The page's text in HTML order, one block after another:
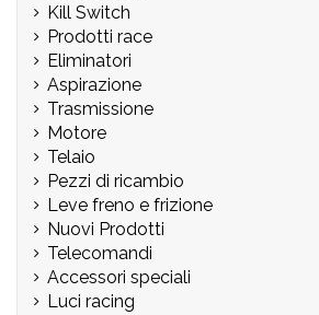
Kill Switch
Prodotti race
Eliminatori
Aspirazione
Trasmissione
Motore
Telaio
Pezzi di ricambio
Leve freno e frizione
Nuovi Prodotti
Telecomandi
Accessori speciali
Luci racing